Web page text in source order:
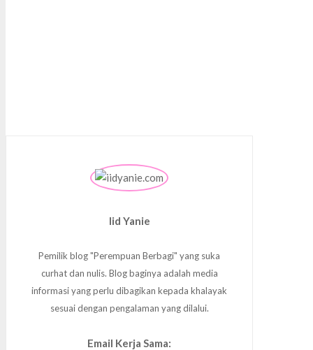
Iid Yanie
Pemilik blog "Perempuan Berbagi" yang suka
curhat dan nulis. Blog baginya adalah media
informasi yang perlu dibagikan kepada khalayak
sesuai dengan pengalaman yang dilalui.
Email Kerja Sama: